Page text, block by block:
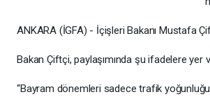
ANKARA (İGFA) - İçişleri Bakanı Mustafa
Bakan Çiftçi, paylaşımında şu ifadelere yer
“Bayram dönemleri sadece trafik